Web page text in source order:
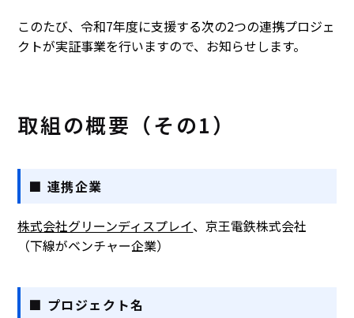
このたび、令和7年度に支援する次の2つの連携プロジェ
クトが実証事業を行いますので、お知らせします。
取組の概要（その1）
■ 連携企業
株式会社グリーンディスプレイ、京王電鉄株式会社
（下線がベンチャー企業）
■ プロジェクト名